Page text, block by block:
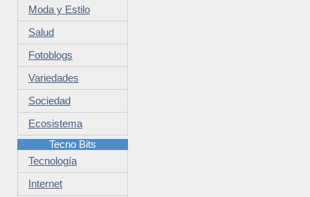
Moda y Estilo
Salud
Fotoblogs
Variedades
Sociedad
Ecosistema
Tecno Bits
Tecnología
Internet